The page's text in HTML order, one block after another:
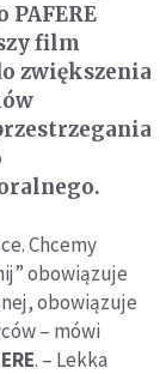
film
zwiększenia
Chcemy
obowiązuje
obowiązuje
– mówi
. – Lekka